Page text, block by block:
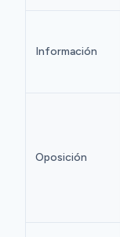
Información
Oposición